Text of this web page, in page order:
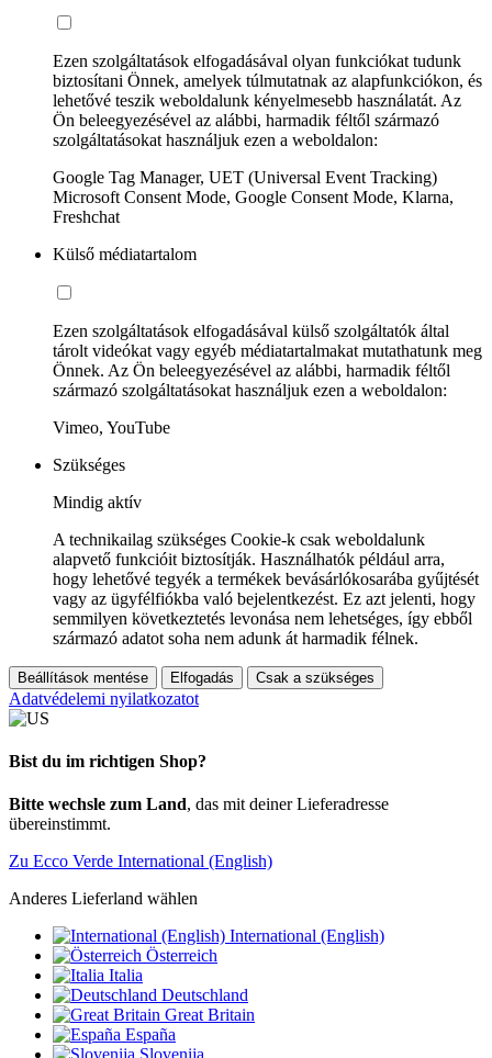
Ezen szolgáltatások elfogadásával olyan funkciókat tudunk
biztosítani Önnek, amelyek túlmutatnak az alapfunkciókon, és
lehetővé teszik weboldalunk kényelmesebb használatát. Az
Ön beleegyezésével az alábbi, harmadik féltől származó
szolgáltatásokat használjuk ezen a weboldalon:
Google Tag Manager, UET (Universal Event Tracking)
Microsoft Consent Mode, Google Consent Mode, Klarna,
Freshchat
Külső médiatartalom
Ezen szolgáltatások elfogadásával külső szolgáltatók által
tárolt videókat vagy egyéb médiatartalmakat mutathatunk meg
Önnek. Az Ön beleegyezésével az alábbi, harmadik féltől
származó szolgáltatásokat használjuk ezen a weboldalon:
Vimeo, YouTube
Szükséges
Mindig aktív
A technikailag szükséges Cookie-k csak weboldalunk
alapvető funkcióit biztosítják. Használhatók például arra,
hogy lehetővé tegyék a termékek bevásárlókosarába gyűjtését
vagy az ügyfélfiókba való bejelentkezést. Ez azt jelenti, hogy
semmilyen következtetés levonása nem lehetséges, így ebből
származó adatot soha nem adunk át harmadik félnek.
Beállítások mentése Elfogadás Csak a szükséges
Adatvédelemi nyilatkozatot
Bist du im richtigen Shop?
Bitte wechsle zum Land, das mit deiner Lieferadresse
übereinstimmt.
Zu Ecco Verde International (English)
Anderes Lieferland wählen
International (English)
Österreich
Italia
Deutschland
Great Britain
España